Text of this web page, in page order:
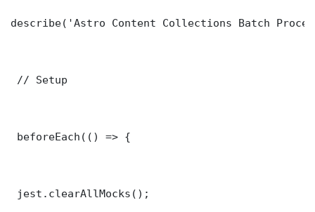
describe('Astro Content Collections Batch
// Setup
beforeEach(() => {
jest.clearAllMocks();